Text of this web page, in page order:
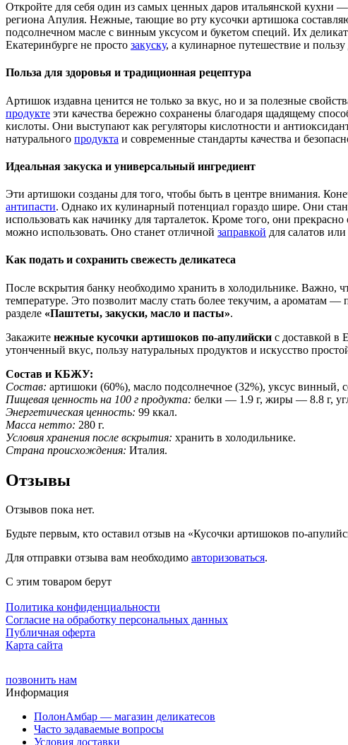
Откройте для себя один из самых ценных даров итальянской кухни —
региона Апулия. Нежные, тающие во рту кусочки артишока
подсолнечном масле с винным уксусом и букетом специй. Их
Екатеринбурге не просто закуску, а кулинарное путешествие и пользу
Польза для здоровья и традиционная рецептура
Артишок издавна ценится не только за вкус, но и за полезные
продукте эти качества бережно сохранены благодаря щадящему
кислоты. Они выступают как регуляторы кислотности и
натурального продукта и современные стандарты качества и
Идеальная закуска и универсальный ингредиент
Эти артишоки созданы для того, чтобы быть в центре внимания.
антипасти. Однако их кулинарный потенциал гораздо шире. Они
использовать как начинку для тарталеток. Кроме того, они
можно использовать. Оно станет отличной заправкой для салатов
Как подать и сохранить свежесть деликатеса
После вскрытия банку необходимо хранить в холодильнике.
температуре. Это позволит маслу стать более текучим, а ароматам
разделе «Паштеты, закуски, масло и пасты».
Закажите нежные кусочки артишоков по-апулийски с доставкой в
утонченный вкус, пользу натуральных продуктов и искусство
Состав и КБЖУ:
Состав: артишоки (60%), масло подсолнечное (32%), уксус винный,
Пищевая ценность на 100 г продукта: белки — 1.9 г, жиры — 8.8 г,
Энергетическая ценность: 99 ккал.
Масса нетто: 280 г.
Условия хранения после вскрытия: хранить в холодильнике.
Страна происхождения: Италия.
Отзывы
Отзывов пока нет.
Будьте первым, кто оставил отзыв на «Кусочки артишоков по-
Для отправки отзыва вам необходимо авторизоваться.
С этим товаром берут
Политика конфиденциальности
Cогласие на обработку персональных данных
Публичная оферта
Карта сайта
позвонить нам
Информация
ПолонАмбар — магазин деликатесов
Часто задаваемые вопросы
Условия доставки